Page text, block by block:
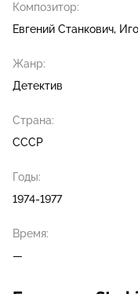
Композитор:
Евгений Станкович
Жанр:
Детектив
Страна:
СССР
Годы:
1974-1977
Время:
—